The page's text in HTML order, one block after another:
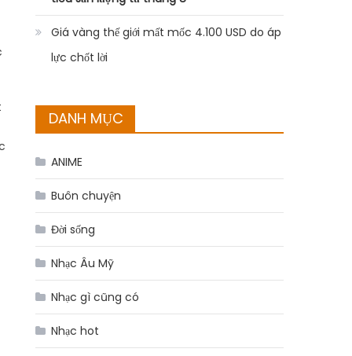
Giá vàng thế giới mất mốc 4.100 USD do áp
lực chốt lời
DANH MỤC
ANIME
Buôn chuyện
Đời sống
Nhạc Âu Mỹ
Nhạc gì cũng có
Nhạc hot